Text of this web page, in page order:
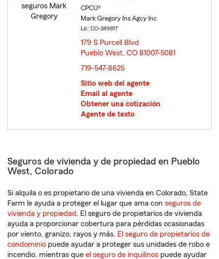
CPCU®
Mark Gregory Ins Agcy Inc
Lic: CO-249817
179 S Purcell Blvd
Pueblo West, CO 81007-5081
719-547-8625
Sitio web del agente
Email al agente
Obtener una cotización
Agente de texto
Seguros de vivienda y de propiedad en Pueblo
West, Colorado
Si alquila o es propietario de una vivienda en Colorado, State
Farm le ayuda a proteger el lugar que ama con seguros de
vivienda y propiedad. El seguro de propietarios de vivienda
ayuda a proporcionar cobertura para pérdidas ocasionadas
por viento, granizo, rayos y más. El seguro de propietarios de
condominio puede ayudar a proteger sus unidades de robo e
incendio, mientras que el seguro de inquilinos puede ayudar